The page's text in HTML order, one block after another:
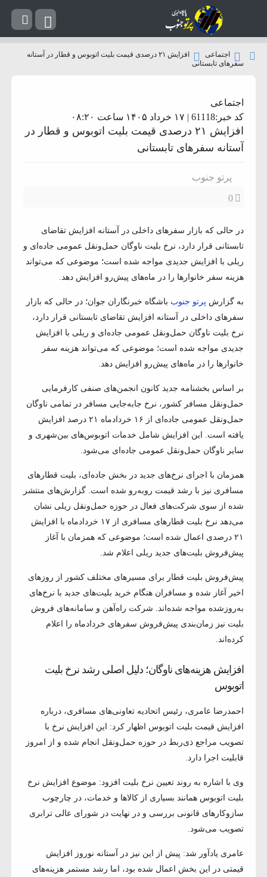
اجتماعی
افزایش ۲۱ درصدی قیمت بلیت اتوبوس و قطار در آستانه
سفرهای تابستانی
اجتماعی
کد خبر:61118 | ۱۷ خرداد ۱۴۰۵ ساعت ۰۸:۲۰
افزایش ۲۱ درصدی قیمت بلیت اتوبوس و قطار در
آستانه سفرهای تابستانی
پرتو جنوب
0
در حالی که بازار سفرهای داخلی در آستانه افزایش تقاضای
تابستانی قرار دارد، نرخ بلیت ناوگان حمل‌ونقل عمومی جاده‌ای و
ریلی با افزایش جدیدی مواجه شده است؛ موضوعی که می‌تواند
هزینه سفر خانوارها را در ماه‌های پیش‌رو افزایش دهد.
به گزارش پرتو جنوب باشگاه خبرنگاران جوان؛ در حالی که بازار
سفرهای داخلی در آستانه افزایش تقاضای تابستانی قرار دارد،
نرخ بلیت ناوگان حمل‌ونقل عمومی جاده‌ای و ریلی با افزایش
جدیدی مواجه شده است؛ موضوعی که می‌تواند هزینه سفر
خانوارها را در ماه‌های پیش‌رو افزایش دهد.
بر اساس بخشنامه جدید کانون انجمن‌های صنفی کارفرمایی
حمل‌ونقل مسافر کشور، نرخ جابه‌جایی مسافر در تمامی ناوگان
حمل‌ونقل عمومی جاده‌ای از ۱۶ خردادماه ۲۱ درصد افزایش
یافته است. این افزایش شامل خدمات اتوبوس‌های بین‌شهری و
سایر ناوگان حمل‌ونقل عمومی جاده‌ای می‌شود.
همزمان با اجرای نرخ‌های جدید در بخش جاده‌ای، بلیت قطارهای
مسافری نیز با رشد قیمت روبه‌رو شده است. گزارش‌های منتشر
شده از سوی شرکت‌های فعال در حوزه حمل‌ونقل ریلی نشان
می‌دهد نرخ بلیت قطارهای مسافری از ۱۷ خردادماه با افزایش
۲۱ درصدی اعمال شده است؛ موضوعی که همزمان با آغاز
پیش‌فروش بلیت‌های جدید ریلی اعلام شد.
پیش‌فروش بلیت قطار برای مسیرهای مختلف کشور از روزهای
اخیر آغاز شده و مسافران هنگام خرید بلیت‌های جدید با نرخ‌های
به‌روزشده مواجه شده‌اند. شرکت راه‌آهن و سامانه‌های فروش
بلیت نیز زمان‌بندی پیش‌فروش سفرهای خردادماه را اعلام
کرده‌اند.
افزایش هزینه‌های ناوگان؛ دلیل اصلی رشد نرخ بلیت
اتوبوس
احمدرضا عامری، رئیس اتحادیه تعاونی‌های مسافری، درباره
افزایش قیمت بلیت اتوبوس اظهار کرد: این افزایش نرخ با
تصویب مراجع ذی‌ربط در حوزه حمل‌ونقل انجام شده و از امروز
قابلیت اجرا دارد.
وی با اشاره به روند تعیین نرخ بلیت افزود: موضوع افزایش نرخ
بلیت اتوبوس همانند بسیاری از کالاها و خدمات، در چارچوب
سازوکارهای قانونی بررسی و در نهایت در شورای عالی ترابری
تصویب می‌شود.
عامری یادآور شد: پیش از این نیز در آستانه نوروز افزایش
قیمتی در این بخش اعمال شده بود، اما رشد مستمر هزینه‌های